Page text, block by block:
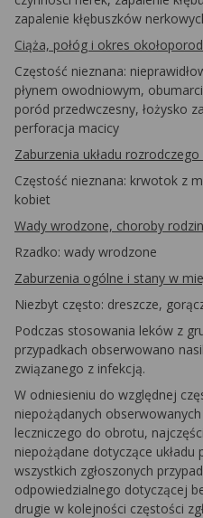
zapalenie kłębuszków
Ciąża, połóg i okres
Częstość nieznana:
płynem owodniowym,
poród przedwczesny, łożysko
perforacja macicy
Zaburzenia układu rozrodczego
Częstość nieznana: krwotok z
kobiet
Wady wrodzone, choroby
Rzadko: wady wrodzone
Zaburzenia ogólne i stany w
Niezbyt często: dreszcze,
Podczas stosowania leków z
przypadkach obserwowano
związanego z infekcją.
W odniesieniu do względnej
niepożądanych
leczniczego do obrotu,
niepożądane dotyczące
wszystkich zgłoszonych
odpowiedzialnego dotyczącej
drugie w kolejności częstości